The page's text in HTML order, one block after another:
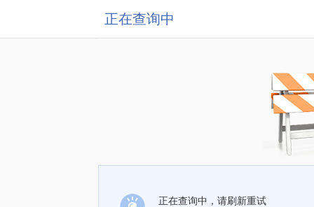
正在查询中
正在查询中，请刷新重试